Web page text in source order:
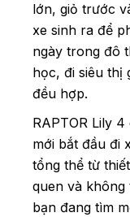
lớn, giỏ trước
xe sinh ra để
ngày trong đô
học, đi siêu thị
đều hợp.
RAPTOR Lily
mới bắt đầu đi
tổng thể từ
quen và
bạn đang tìm